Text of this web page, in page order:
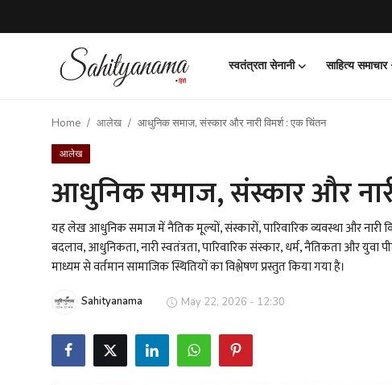
स्वतंत्रता सेनानी साहित्य समाचार
Register
शख्सियत
Home आलेख आधुनिक समाज, संस्कार और नारी विमर्श : एक चिंतन
आलेख
आधुनिक समाज, संस्कार और
यह लेख आधुनिक समाज में नैतिक मूल्यों, संस्कारों, पारिवारिक व्यवस्था और
बदलाव, आधुनिकता, नारी स्वतंत्रता, पारिवारिक संस्कार, धर्म, नैतिकता और युवा
माध्यम से वर्तमान सामाजिक स्थितियों का विश्लेषण प्रस्तुत किया गया है।
Sahityanama May 22, 2026 - 12:30